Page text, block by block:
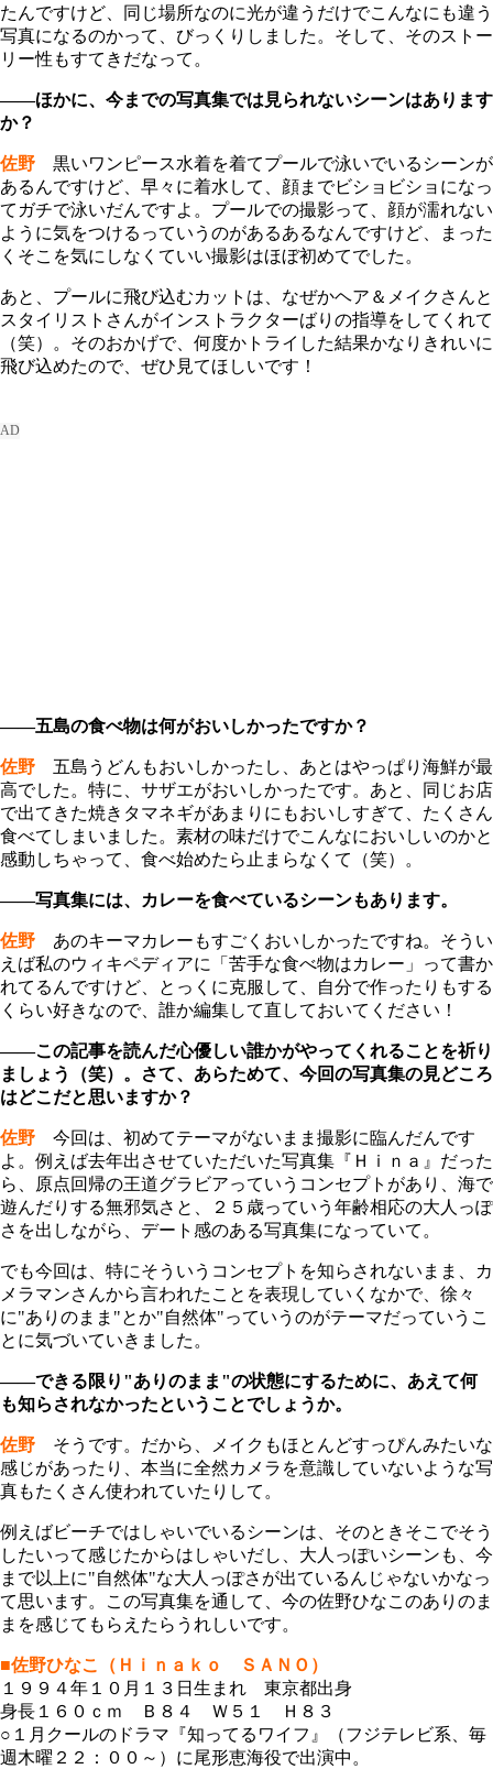
たんですけど、同じ場所なのに光が違うだけでこんなにも違う
写真になるのかって、びっくりしました。そして、そのストー
リー性もすてきだなって。
――ほかに、今までの写真集では見られないシーンはあります
か？
佐野 黒いワンピース水着を着てプールで泳いでいるシーンが
あるんですけど、早々に着水して、顔までビショビショになっ
てガチで泳いだんですよ。プールでの撮影って、顔が濡れない
ように気をつけるっていうのがあるあるなんですけど、まった
くそこを気にしなくていい撮影はほぼ初めてでした。
あと、プールに飛び込むカットは、なぜかヘア＆メイクさんと
スタイリストさんがインストラクターばりの指導をしてくれて
（笑）。そのおかげで、何度かトライした結果かなりきれいに
飛び込めたので、ぜひ見てほしいです！
――五島の食べ物は何がおいしかったですか？
佐野 五島うどんもおいしかったし、あとはやっぱり海鮮が最
高でした。特に、サザエがおいしかったです。あと、同じお店
で出てきた焼きタマネギがあまりにもおいしすぎて、たくさん
食べてしまいました。素材の味だけでこんなにおいしいのかと
感動しちゃって、食べ始めたら止まらなくて（笑）。
――写真集には、カレーを食べているシーンもあります。
佐野 あのキーマカレーもすごくおいしかったですね。そうい
えば私のウィキペディアに「苦手な食べ物はカレー」って書か
れてるんですけど、とっくに克服して、自分で作ったりもする
くらい好きなので、誰か編集して直しておいてください！
――この記事を読んだ心優しい誰かがやってくれることを祈り
ましょう（笑）。さて、あらためて、今回の写真集の見どころ
はどこだと思いますか？
佐野 今回は、初めてテーマがないまま撮影に臨んだんです
よ。例えば去年出させていただいた写真集『Ｈｉｎａ』だった
ら、原点回帰の王道グラビアっていうコンセプトがあり、海で
遊んだりする無邪気さと、２５歳っていう年齢相応の大人っぽ
さを出しながら、デート感のある写真集になっていて。
でも今回は、特にそういうコンセプトを知らされないまま、カ
メラマンさんから言われたことを表現していくなかで、徐々
に"ありのまま "とか"自然体"っていうのがテーマだっていうこ
とに気づいていきました。
――できる限り"ありのまま"の状態にするために、あえて何
も知らされなかったということでしょうか。
佐野 そうです。だから、メイクもほとんどすっぴんみたいな
感じがあったり、本当に全然カメラを意識していないような写
真もたくさん使われていたりして。
例えばビーチではしゃいでいるシーンは、そのときそこでそう
したいって感じたからはしゃいだし、大人っぽいシーンも、今
まで以上に"自然体"な大人っぽさが出ているんじゃないかなっ
て思います。この写真集を通して、今の佐野ひなこのありのま
まを感じてもらえたらうれしいです。
■佐野ひなこ（Ｈｉｎａｋｏ ＳＡＮＯ）
１９９４年１０月１３日生まれ 東京都出身
身長１６０ｃｍ Ｂ８４ Ｗ５１ Ｈ８３
○１月クールのドラマ『知ってるワイフ』（フジテレビ系、毎
週木曜２２：００～）に尾形恵海役で出演中。